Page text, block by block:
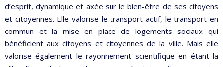
d’esprit, dynamique et axée sur le bien-être de ses citoyens
et citoyennes. Elle valorise le transport actif, le transport en
commun et la mise en place de logements sociaux qui
bénéficient aux citoyens et citoyennes de la ville. Mais elle
valorise également le rayonnement scientifique en étant la